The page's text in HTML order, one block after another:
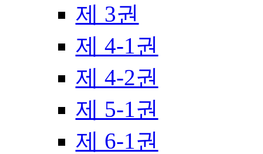
제 3권
제 4-1권
제 4-2권
제 5-1권
제 6-1권